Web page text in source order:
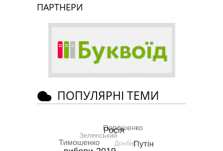
ПАРТНЕРИ
ПОПУЛЯРНІ ТЕМИ